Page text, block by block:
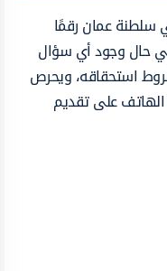
عمان رقمًا
حال وجود أي سؤال
استحقاقه، ويحرص
الهاتف على تقديم